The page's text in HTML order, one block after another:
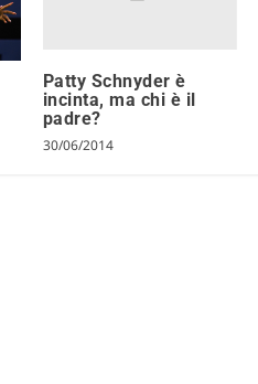
Patty Schnyder è
incinta, ma chi è il
padre?
30/06/2014